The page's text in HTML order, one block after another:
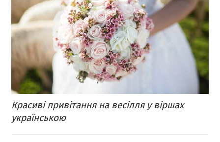
Красиві привітання на весілля у віршах
українською